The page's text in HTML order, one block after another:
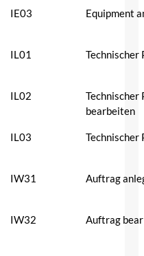
IE03 Equipment
IL01 Technischer
IL02
Technischer
bearbeiten
IL03 Technischer
IW31 Auftrag
IW32 Auftrag